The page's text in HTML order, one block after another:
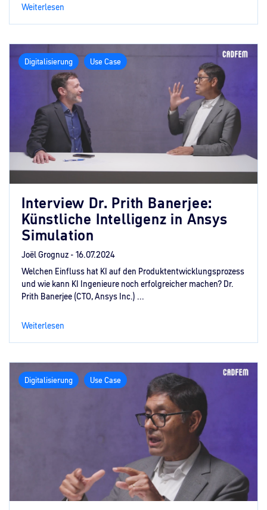
Weiterlesen
Digitalisierung Use Case
Interview Dr. Prith Banerjee:
Künstliche Intelligenz in Ansys
Simulation
Joël Grognuz - 16.07.2024
Welchen Einfluss hat KI auf den Produktentwicklungsprozess
und wie kann KI Ingenieure noch erfolgreicher machen? Dr.
Prith Banerjee (CTO, Ansys Inc.) ...
Weiterlesen
Digitalisierung Use Case